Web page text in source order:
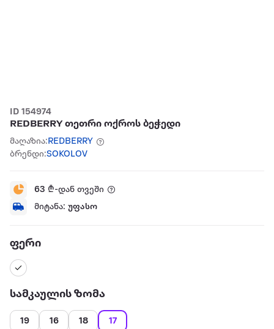
ID 154974
REDBERRY თეთრი ოქროს ბეჭედი
მაღაზია:REDBERRY
ბრენდი:SOKOLOV
63 ₾-დან თვეში
მიტანა: უფასო
ფერი
სამკაულის ზომა
19 16 18 17